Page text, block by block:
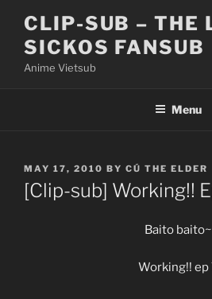
content
CLIP-SUB – THE
SICKOS FANSUB
Anime Vietsub
Menu
POSTED
ON
MAY 17, 2010 BY CÚ THE ELDER
[Clip-sub] Working!!
Baito baito~
Working!! ep